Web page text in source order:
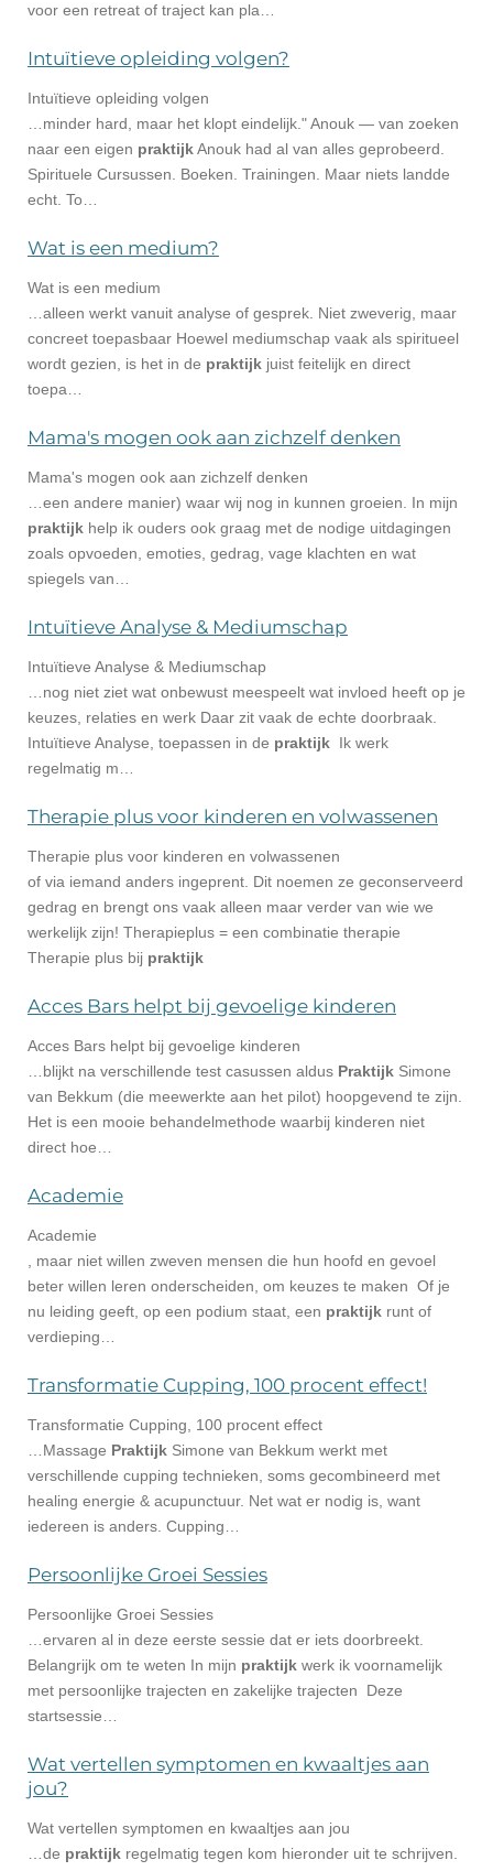
voor een retreat of traject kan pla…
Intuïtieve opleiding volgen?
Intuïtieve opleiding volgen
…minder hard, maar het klopt eindelijk." Anouk — van zoeken
naar een eigen praktijkAnouk had al van alles geprobeerd.
Spirituele Cursussen. Boeken. Trainingen. Maar niets landde
echt. To…
Wat is een medium?
Wat is een medium
…alleen werkt vanuit analyse of gesprek. Niet zweverig, maar
concreet toepasbaar Hoewel mediumschap vaak als spiritueel
wordt gezien, is het in de praktijk juist feitelijk en direct
toepa…
Mama's mogen ook aan zichzelf denken
Mama's mogen ook aan zichzelf denken
…een andere manier) waar wij nog in kunnen groeien. In mijn
praktijk help ik ouders ook graag met de nodige uitdagingen
zoals opvoeden, emoties, gedrag, vage klachten en wat
spiegels van…
Intuïtieve Analyse & Mediumschap
Intuïtieve Analyse & Mediumschap
…nog niet ziet wat onbewust meespeelt wat invloed heeft op je
keuzes, relaties en werk Daar zit vaak de echte doorbraak.
Intuïtieve Analyse, toepassen in de praktijk Ik werk
regelmatig m…
Therapie plus voor kinderen en volwassenen
Therapie plus voor kinderen en volwassenen
of via iemand anders ingeprent. Dit noemen ze geconserveerd
gedrag en brengt ons vaak alleen maar verder van wie we
werkelijk zijn! Therapieplus = een combinatie therapie
Therapie plus bij praktijk
Acces Bars helpt bij gevoelige kinderen
Acces Bars helpt bij gevoelige kinderen
…blijkt na verschillende test casussen aldus Praktijk Simone
van Bekkum (die meewerkte aan het pilot) hoopgevend te zijn.
Het is een mooie behandelmethode waarbij kinderen niet
direct hoe…
Academie
Academie
, maar niet willen zweven mensen die hun hoofd en gevoel
beter willen leren onderscheiden, om keuzes te maken Of je
nu leiding geeft, op een podium staat, een praktijk runt of
verdieping…
Transformatie Cupping, 100 procent effect!
Transformatie Cupping, 100 procent effect
…Massage Praktijk Simone van Bekkum werkt met
verschillende cupping technieken, soms gecombineerd met
healing energie & acupunctuur. Net wat er nodig is, want
iedereen is anders. Cupping…
Persoonlijke Groei Sessies
Persoonlijke Groei Sessies
…ervaren al in deze eerste sessie dat er iets doorbreekt.
Belangrijk om te weten In mijn praktijk werk ik voornamelijk
met persoonlijke trajecten en zakelijke trajecten Deze
startsessie…
Wat vertellen symptomen en kwaaltjes aan
jou?
Wat vertellen symptomen en kwaaltjes aan jou
…de praktijk regelmatig tegen kom hieronder uit te schrijven.